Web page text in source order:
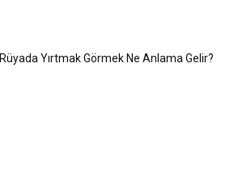
Rüyada Yırtmak Görmek Ne Anlama Gelir?